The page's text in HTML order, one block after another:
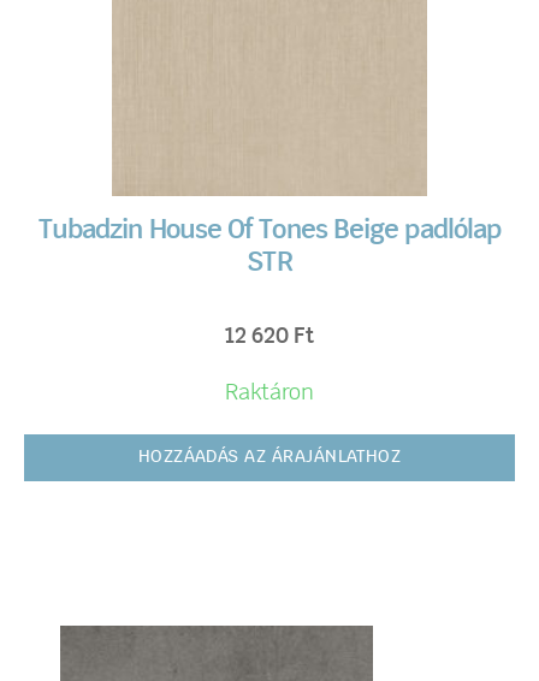
Tubadzin House Of Tones Beige padlólap
STR
12 620 Ft
Raktáron
HOZZÁADÁS AZ ÁRAJÁNLATHOZ